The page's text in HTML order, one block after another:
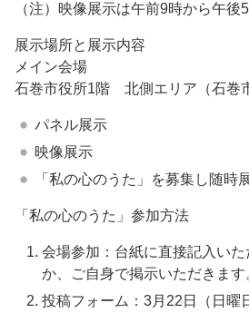
（注）映像展示は午前9時から午後
展示場所と展示内容
メイン会場
石巻市役所1階 北側エリア（石巻
パネル展示
映像展示
「私の心のうた」を募集し随時
「私の心のうた」参加方法
会場参加：台紙に直接記入い
か、ご自身で掲示いただきます
投稿フォーム：3月22日（日曜